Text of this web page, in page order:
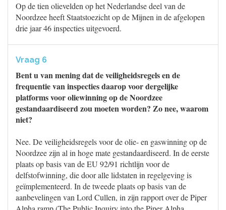
Op de tien olievelden op het Nederlandse deel van de
Noordzee heeft Staatstoezicht op de Mijnen in de afgelopen
drie jaar 46 inspecties uitgevoerd.
Vraag 6
Bent u van mening dat de veiligheidsregels en de
frequentie van inspecties daarop voor dergelijke
platforms voor oliewinning op de Noordzee
gestandaardiseerd zou moeten worden? Zo nee, waarom
niet?
Nee. De veiligheidsregels voor de olie- en gaswinning op de
Noordzee zijn al in hoge mate gestandaardiseerd. In de eerste
plaats op basis van de EU 92/91 richtlijn voor de
delfstofwinning, die door alle lidstaten in regelgeving is
geïmplementeerd. In de tweede plaats op basis van de
aanbevelingen van Lord Cullen, in zijn rapport over de Piper